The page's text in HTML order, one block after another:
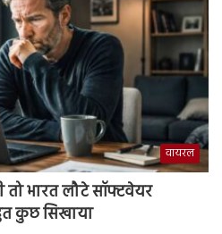
वायरल
तो भारत लौटे सॉफ्टवेयर
कुछ सिखाया